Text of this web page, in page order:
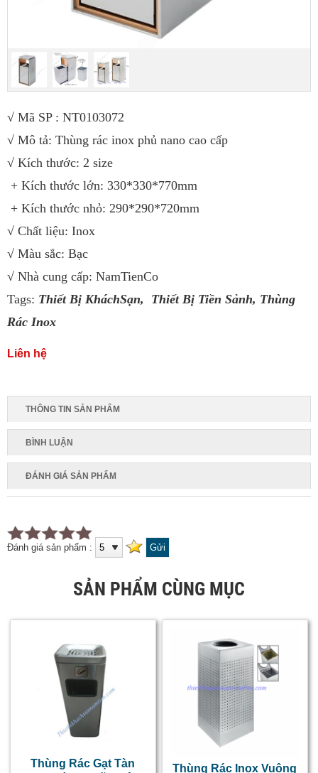
√ Mã SP : NT0103072
√ Mô tả: Thùng rác inox phủ nano cao cấp
√ Kích thước: 2 size
+ Kích thước lớn: 330*330*770mm
+ Kích thước nhỏ: 290*290*720mm
√ Chất liệu: Inox
√ Màu sắc: Bạc
√ Nhà cung cấp: NamTienCo
Tags: Thiết Bị KháchSạn, Thiết Bị Tiền Sảnh, Thùng
Rác Inox
Liên hệ
THÔNG TIN SẢN PHẨM
BÌNH LUẬN
ĐÁNH GIÁ SẢN PHẨM
Đánh giá sản phẩm :
SẢN PHẨM CÙNG MỤC
Thùng Rác Gạt Tàn
Thùng Rác Inox Vuông